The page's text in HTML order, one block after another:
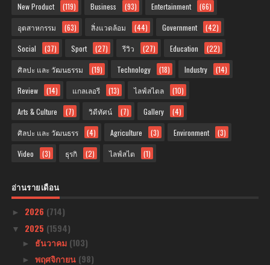
New Product (119) Business (93) Entertainment (66)
อุตสาหกรรม (63) สิ่งแวดล้อม (44) Government (42)
Social (37) Sport (27) รีวิว (27) Education (22)
ศิลปะ และ วัฒนธรรม (19) Technology (18) Industry (14)
Review (14) แกลเลอรี (13) ไลฟ์สไตล (10)
Arts & Culture (7) วิดีทัศน์ (7) Gallery (4)
ศิลปะ และ วัฒนธรร (4) Agriculture (3) Environment (3)
Video (3) ธุรกิ (2) ไลฟ์สไต (1)
อ่านรายเดือน
► 2026 (714)
▼ 2025 (1594)
► ธันวาคม (103)
► พฤศจิกายน (98)